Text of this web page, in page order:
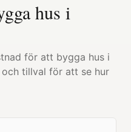
hus i
för att bygga hus i
och tillval för att se hur